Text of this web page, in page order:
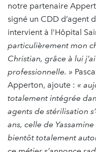
notre partenaire
signé un CDD d’agent
intervient à l’Hôpital
particulièrement mon
Christian, grâce à lui
professionnelle. »
Apperton, ajoute : «
totalement intégrée
agents de stérilisation
ans, celle de
bientôt totalement